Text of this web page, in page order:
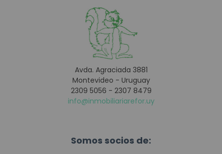
Avda. Agraciada 3881
Montevideo - Uruguay
2309 5056 - 2307 8479
info@inmobiliariarefor.uy
Somos socios de: